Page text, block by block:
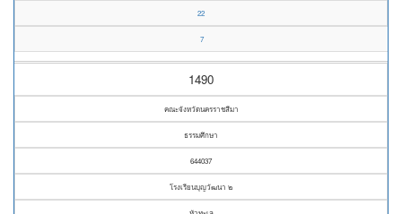
22
7
1490
คณะจังหวัดนครราชสีมา
ธรรมศึกษา
644037
โรงเรียนบุญวัฒนา ๒